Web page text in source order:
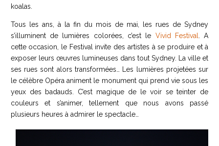
koalas.
Tous les ans, à la fin du mois de mai, les rues de Sydney
s’illuminent de lumières colorées, c’est le Vivid Festival
. A
cette occasion, le Festival invite des artistes à se produire et à
exposer leurs œuvres lumineuses dans tout Sydney. La ville et
ses rues sont alors transformées… Les lumières projetées sur
le célèbre Opéra animent le monument qui prend vie sous les
yeux des badauds. C’est magique de le voir se teinter de
couleurs et s’animer, tellement que nous avons passé
plusieurs heures à admirer le spectacle…